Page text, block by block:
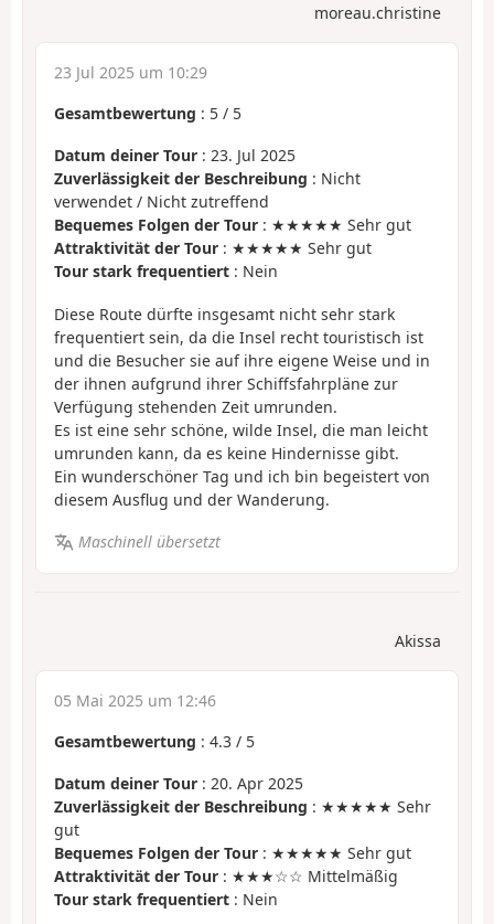
moreau.christine
23 Jul 2025 um 10:29
Gesamtbewertung : 5 / 5
Datum deiner Tour : 23. Jul 2025
Zuverlässigkeit der Beschreibung : Nicht
verwendet / Nicht zutreffend
Bequemes Folgen der Tour : ★★★★★ Sehr gut
Attraktivität der Tour : ★★★★★ Sehr gut
Tour stark frequentiert : Nein
Diese Route dürfte insgesamt nicht sehr stark
frequentiert sein, da die Insel recht touristisch ist
und die Besucher sie auf ihre eigene Weise und in
der ihnen aufgrund ihrer Schiffsfahrpläne zur
Verfügung stehenden Zeit umrunden.
Es ist eine sehr schöne, wilde Insel, die man leicht
umrunden kann, da es keine Hindernisse gibt.
Ein wunderschöner Tag und ich bin begeistert von
diesem Ausflug und der Wanderung.
Maschinell übersetzt
Akissa
05 Mai 2025 um 12:46
Gesamtbewertung : 4.3 / 5
Datum deiner Tour : 20. Apr 2025
Zuverlässigkeit der Beschreibung : ★★★★★ Sehr
gut
Bequemes Folgen der Tour : ★★★★★ Sehr gut
Attraktivität der Tour : ★★★☆☆ Mittelmäßig
Tour stark frequentiert : Nein